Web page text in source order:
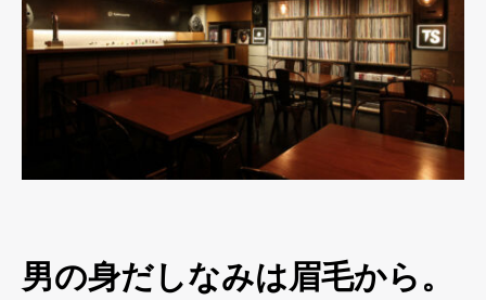
男の身だしなみは眉毛から。